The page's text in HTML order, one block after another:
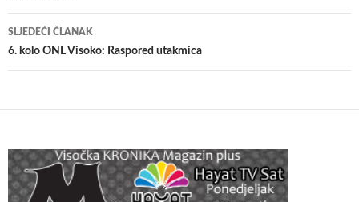
SLJEDEĆI ČLANAK
6. kolo ONL Visoko: Raspored utakmica